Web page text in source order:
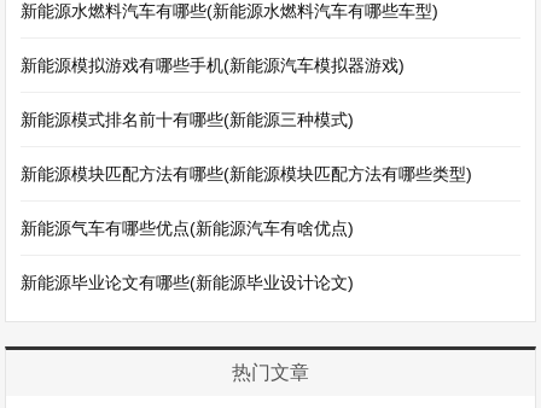
新能源水燃料汽车有哪些(新能源水燃料汽车有哪些车型)
新能源模拟游戏有哪些手机(新能源汽车模拟器游戏)
新能源模式排名前十有哪些(新能源三种模式)
新能源模块匹配方法有哪些(新能源模块匹配方法有哪些类型)
新能源气车有哪些优点(新能源汽车有啥优点)
新能源毕业论文有哪些(新能源毕业设计论文)
热门文章